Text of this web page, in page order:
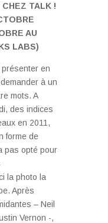
CHEZ TALK !
AU
LABS)
en
à un
mots. A
des indices
en 2011,
forme de
pas opté pour
la photo la
Après
– Neil
Vernon -,